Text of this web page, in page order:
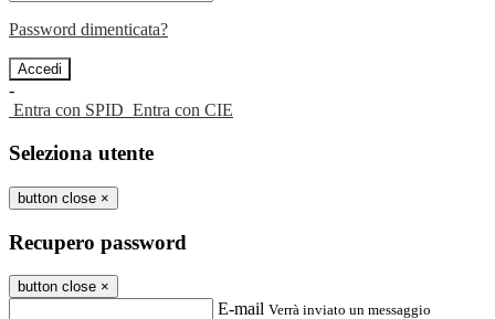
Password dimenticata?
-
Entra con SPID Entra con CIE
Seleziona utente
button close ×
Recupero password
button close ×
E-mail Verrà inviato un messaggio